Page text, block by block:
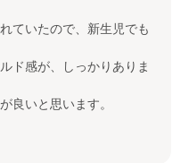
ていたので、新生児でも
ド感が、しっかりありま
良いと思います。